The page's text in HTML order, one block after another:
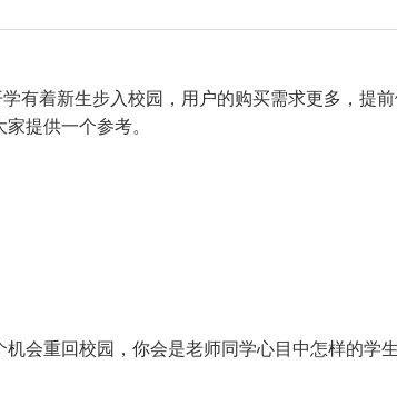
有着新生步入校园，用户的购买需求更多，提
家提供一个参考。
会重回校园，你会是老师同学心目中怎样的学